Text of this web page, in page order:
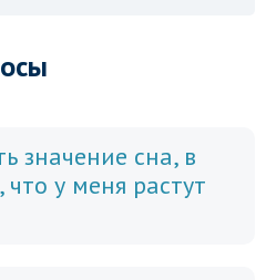
значение сна, в
у меня растут